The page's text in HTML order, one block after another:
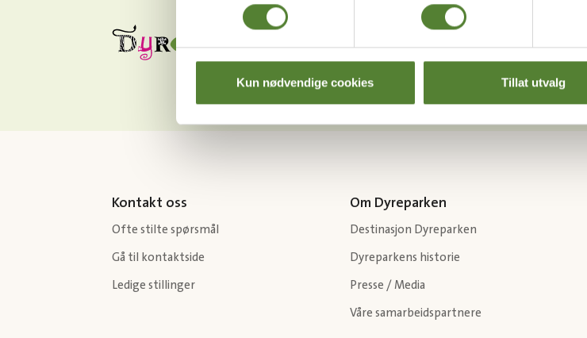
Kun nødvendige cookies Tillat utvalg
Last ned Dyreparkens App
Kontakt oss
Ofte stilte spørsmål
Gå til kontaktside
Ledige stillinger
Om Dyreparken
Destinasjon Dyreparken
Dyreparkens historie
Presse / Media
Våre samarbeidspartnere